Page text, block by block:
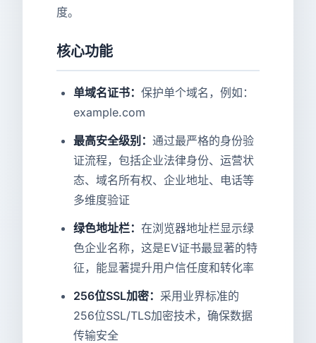
度。
核心功能
单域名证书： 保护单个域名，例如：
example.com
最高安全级别： 通过最严格的身份验
证流程，包括企业法律身份、运营状
态、域名所有权、企业地址、电话等
多维度验证
绿色地址栏： 在浏览器地址栏显示绿
色企业名称，这是EV证书最显著的特
征，能显著提升用户信任度和转化率
256位SSL加密： 采用业界标准的
256位SSL/TLS加密技术，确保数据
传输安全